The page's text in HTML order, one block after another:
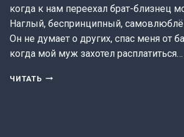
когда к нам переехал брат-близнец
Наглый, беспринципный,
Он не думает о других, спас меня от
когда мой муж захотел расплатиться…
ЧИТАТЬ ЖЕНА